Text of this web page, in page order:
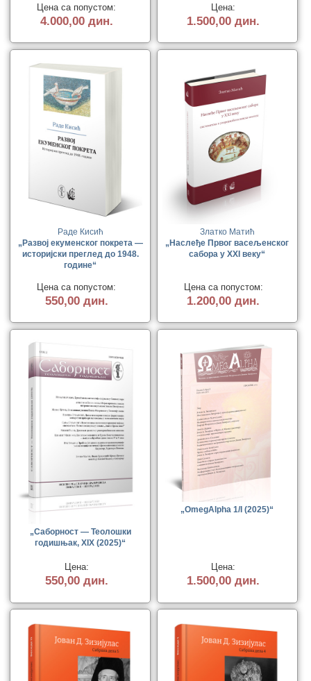
Цена са попустом:
4.000,00 дин.
Цена:
1.500,00 дин.
Раде Кисић
„Развој екуменског покрета —
историјски преглед до 1948.
године“
Цена са попустом:
550,00 дин.
Златко Матић
„Наслеђе Првог васељенског
сабора у XXI веку“
Цена са попустом:
1.200,00 дин.
„Саборност — Теолошки
годишњак, XIX (2025)“
Цена:
550,00 дин.
„OmegAlpha 1/I (2025)“
Цена:
1.500,00 дин.